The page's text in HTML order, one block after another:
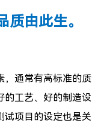
由此生。
，通常有高标准的质
的工艺、好的制造设
试项目的设定也是关